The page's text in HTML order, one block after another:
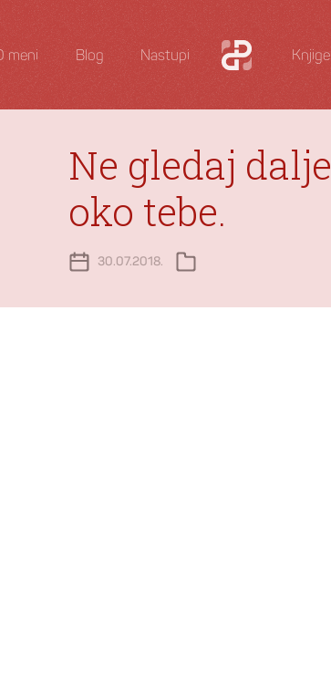
meni Blog Nastupi Knjige
Ne gledaj
oko tebe.
30.07.2018.